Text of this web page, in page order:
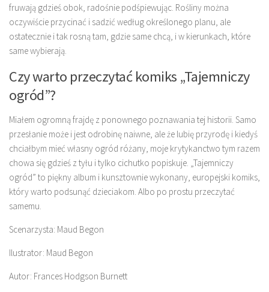
fruwają gdzieś obok, radośnie podśpiewując. Rośliny można
oczywiście przycinać i sadzić według określonego planu, ale
ostatecznie i tak rosną tam, gdzie same chcą, i w kierunkach, które
same wybierają.
Czy warto przeczytać komiks „Tajemniczy
ogród”?
Miałem ogromną frajdę z ponownego poznawania tej historii. Samo
przesłanie może i jest odrobinę naiwne, ale że lubię przyrodę i kiedyś
chciałbym mieć własny ogród różany, moje krytykanctwo tym razem
chowa się gdzieś z tyłu i tylko cichutko popiskuje. „Tajemniczy
ogród” to piękny album i kunsztownie wykonany, europejski komiks,
który warto podsunąć dzieciakom. Albo po prostu przeczytać
samemu.
Scenarzysta: Maud Begon
Ilustrator: Maud Begon
Autor: Frances Hodgson Burnett